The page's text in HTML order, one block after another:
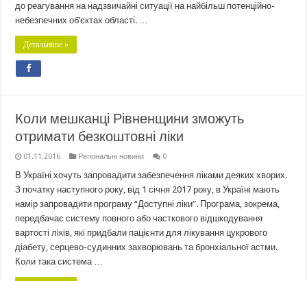
до реагування на надзвичайні ситуації на найбільш потенційно-
небезпечних об’єктах області. …
Детальніше »
Коли мешканці Рівненщини зможуть
отримати безкоштовні ліки
01.11.2016 Регіональні новини 0
В Україні хочуть запровадити забезпечення ліками деяких хворих.
З початку наступного року, від 1 січня 2017 року, в Україні мають
намір запровадити програму “Доступні ліки”. Програма, зокрема,
передбачає систему повного або часткового відшкодування
вартості ліків, які придбали пацієнти для лікування цукрового
діабету, серцево-судинних захворювань та бронхіальної астми.
Коли така система …